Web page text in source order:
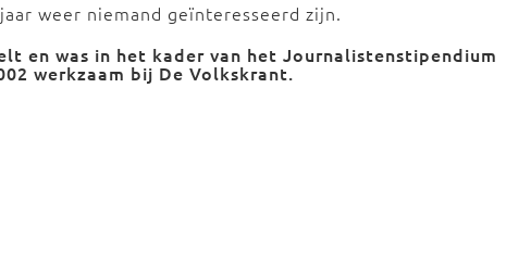
weer niemand geïnteresseerd zijn.
en was in het kader van het Journalistenstipendium
werkzaam bij De Volkskrant.